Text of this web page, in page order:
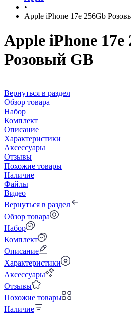
•
Apple iPhone 17e 256Gb
Apple iPhone 17e
Розовый GB
Вернуться в раздел
Обзор товара
Набор
Комплект
Описание
Характеристики
Аксессуары
Отзывы
Похожие товары
Наличие
Файлы
Видео
Вернуться в раздел
Обзор товара
Набор
Комплект
Описание
Характеристики
Аксессуары
Отзывы
Похожие товары
Наличие